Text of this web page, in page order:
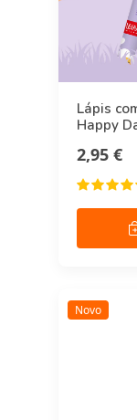
Lápis
Happy
2,95 €
Novo